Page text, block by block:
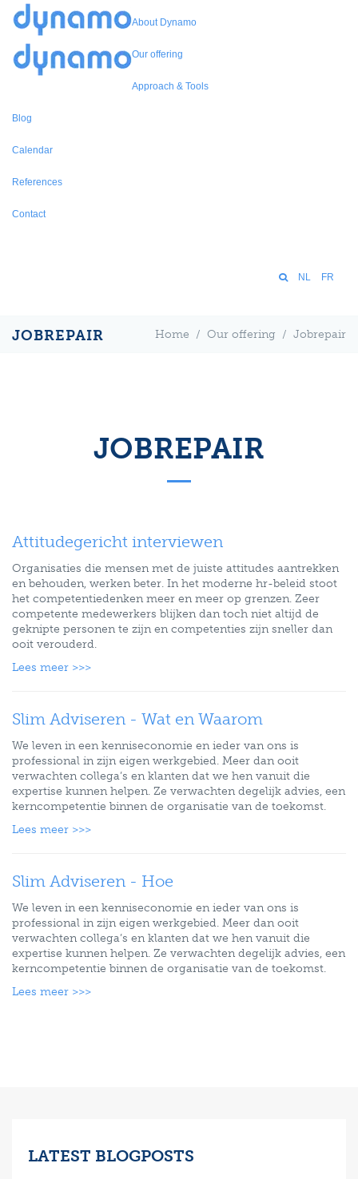
About Dynamo
Our offering
Approach & Tools
Blog
Calendar
References
Contact
NL FR
JOBREPAIR Home / Our offering / Jobrepair
JOBREPAIR
Attitudegericht interviewen
Organisaties die mensen met de juiste attitudes aantrekken
en behouden, werken beter. In het moderne hr-beleid stoot
het competentiedenken meer en meer op grenzen. Zeer
competente medewerkers blijken dan toch niet altijd de
geknipte personen te zijn en competenties zijn sneller dan
ooit verouderd.
Lees meer >>>
Slim Adviseren - Wat en Waarom
We leven in een kenniseconomie en ieder van ons is
professional in zijn eigen werkgebied. Meer dan ooit
verwachten collega’s en klanten dat we hen vanuit die
expertise kunnen helpen. Ze verwachten degelijk advies, een
kerncompetentie binnen de organisatie van de toekomst.
Lees meer >>>
Slim Adviseren - Hoe
We leven in een kenniseconomie en ieder van ons is
professional in zijn eigen werkgebied. Meer dan ooit
verwachten collega’s en klanten dat we hen vanuit die
expertise kunnen helpen. Ze verwachten degelijk advies, een
kerncompetentie binnen de organisatie van de toekomst.
Lees meer >>>
LATEST BLOGPOSTS